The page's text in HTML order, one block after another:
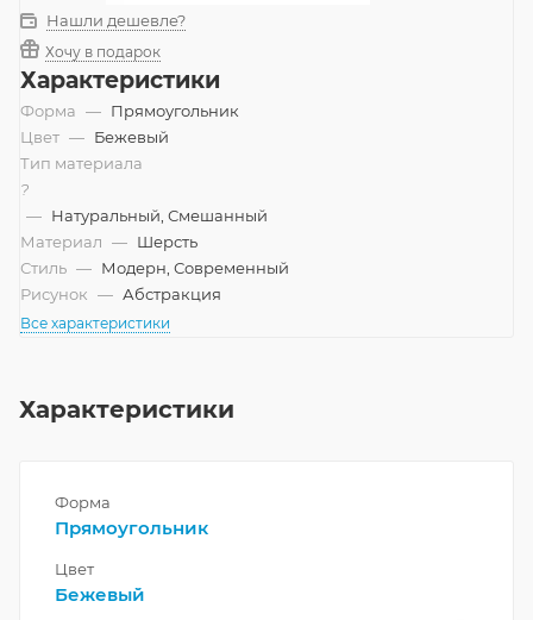
Нашли дешевле?
Хочу в подарок
Характеристики
Форма — Прямоугольник
Цвет — Бежевый
Тип материала
?
— Натуральный, Смешанный
Материал — Шерсть
Стиль — Модерн, Современный
Рисунок — Абстракция
Все характеристики
Характеристики
Форма
Прямоугольник
Цвет
Бежевый